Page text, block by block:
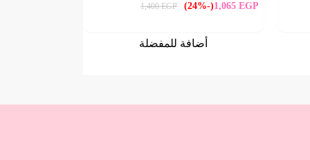
1,065 EGP
(-24%)
1,400EGP
أضافة للمفضلة